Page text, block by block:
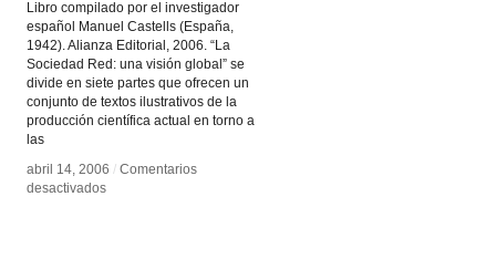
Libro compilado por el investigador
español Manuel Castells (España,
1942). Alianza Editorial, 2006. “La
Sociedad Red: una visión global” se
divide en siete partes que ofrecen un
conjunto de textos ilustrativos de la
producción científica actual en torno a
las
abril 14, 2006 / Comentarios
desactivadosen
abril 14, 2006 / Comentarios
desactivadosen